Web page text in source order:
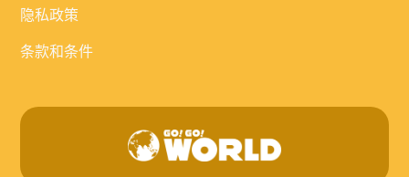
隐私政策
条款和条件